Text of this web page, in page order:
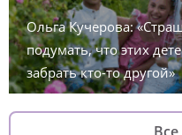
Ольга Кучерова:
подумать, что этих
забрать кто-то другой»